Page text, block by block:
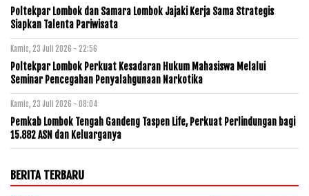
Poltekpar Lombok dan Samara Lombok Jajaki Kerja Sama Strategis
Siapkan Talenta Pariwisata
Kamis, 23 Juli 2026 - 22:56
Poltekpar Lombok Perkuat Kesadaran Hukum Mahasiswa Melalui
Seminar Pencegahan Penyalahgunaan Narkotika
Kamis, 23 Juli 2026 - 08:04
Pemkab Lombok Tengah Gandeng Taspen Life, Perkuat Perlindungan bagi
15.882 ASN dan Keluarganya
BERITA TERBARU